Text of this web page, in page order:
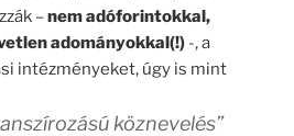
–nem adóforintokkal,
adományokkal(!) -, a
intézményeket, úgy is mint
köznevelés”